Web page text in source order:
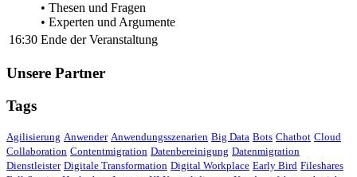
• Thesen und Fragen
• Experten und Argumente
16:30 Ende der Veranstaltung
Unsere Partner
Tags
Agilisierung Anwender Anwendungsszenarien Big Data Bots Chatbot Cloud
Collaboration Contentmigration Datenbereinigung Datenmigration
Dienstleister Digitale Transformation Digital Workplace Early Bird Fileshares